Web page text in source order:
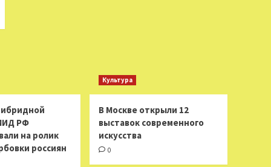
РФ
на ролик
россиян
Культура
В Москве открыли 12
выставок современного
искусства
0